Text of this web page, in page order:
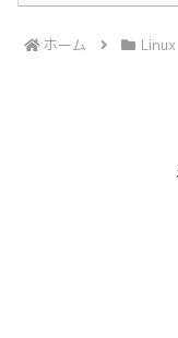
ホーム Linux